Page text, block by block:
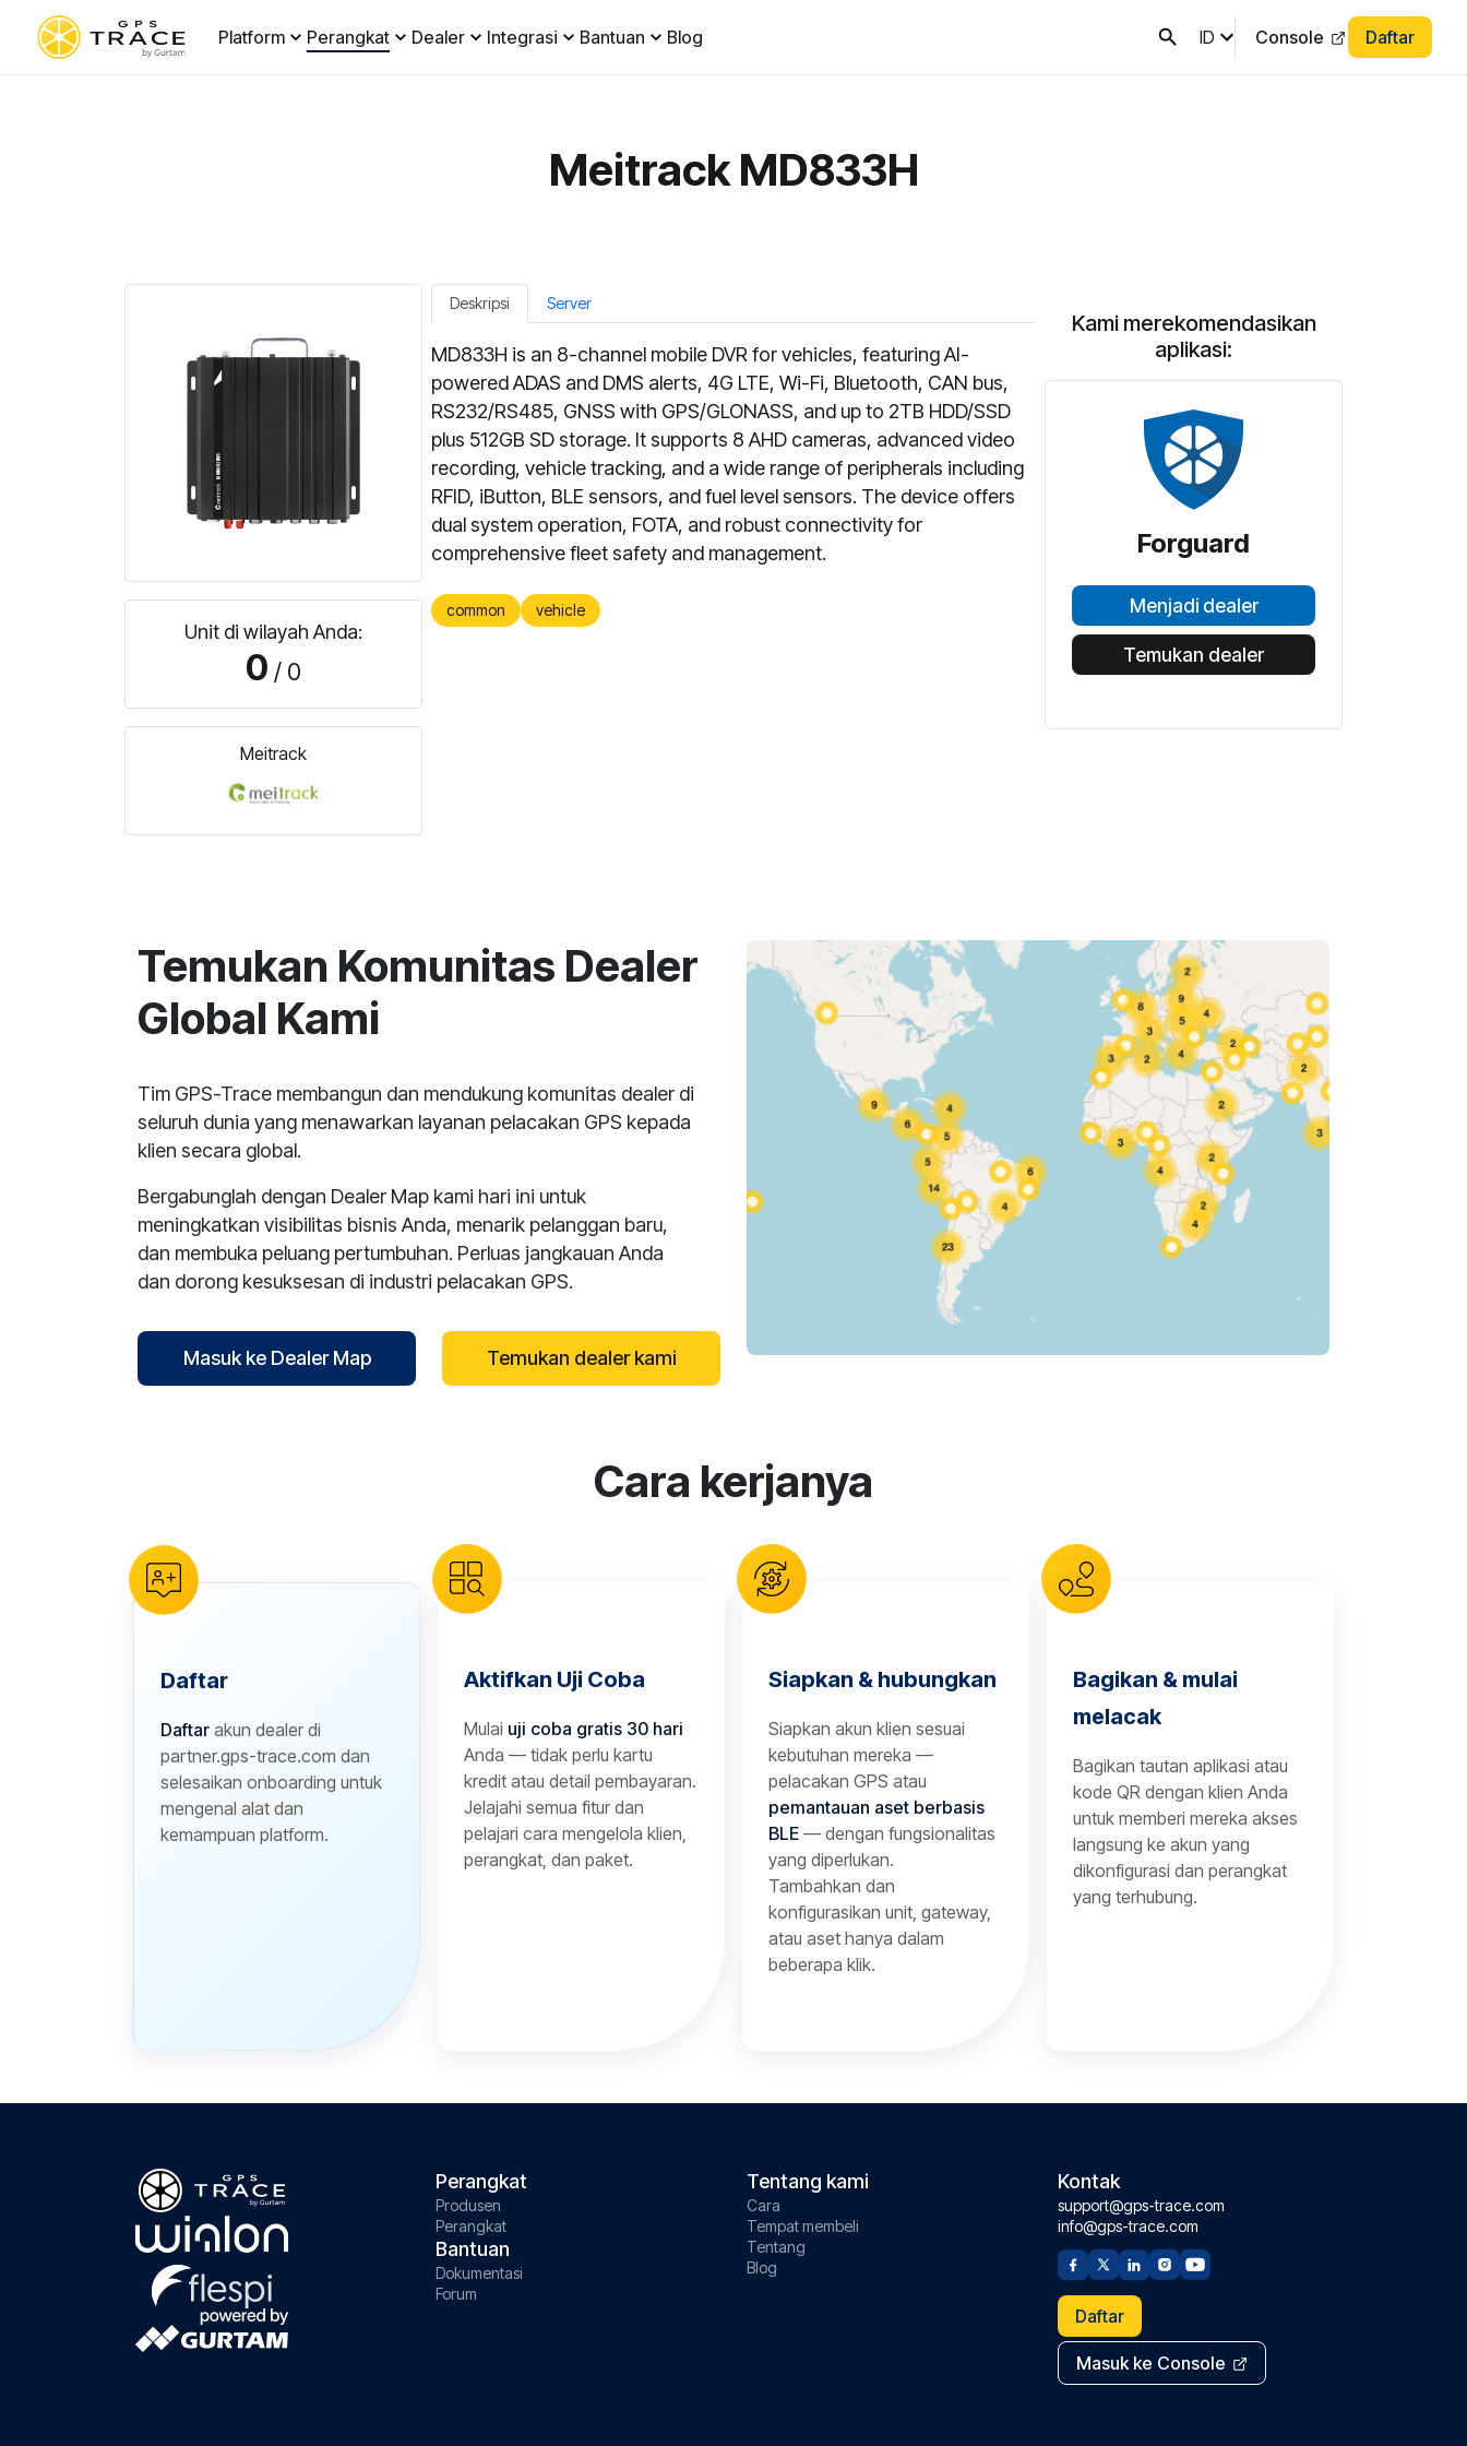
Platform Perangkat Dealer Integrasi Bantuan Blog ID Console Daftar
Meitrack MD833H
Unit di wilayah Anda:
0 / 0
Meitrack
Deskripsi Server
MD833H is an 8-channel mobile DVR for vehicles, featuring AI-
powered ADAS and DMS alerts, 4G LTE, Wi-Fi, Bluetooth, CAN bus,
RS232/RS485, GNSS with GPS/GLONASS, and up to 2TB HDD/SSD
plus 512GB SD storage. It supports 8 AHD cameras, advanced video
recording, vehicle tracking, and a wide range of peripherals including
RFID, iButton, BLE sensors, and fuel level sensors. The device offers
dual system operation, FOTA, and robust connectivity for
comprehensive fleet safety and management.
common vehicle
Kami merekomendasikan
aplikasi:
Forguard
Menjadi dealer
Temukan dealer
Temukan Komunitas Dealer
Global Kami
Tim GPS-Trace membangun dan mendukung komunitas dealer di
seluruh dunia yang menawarkan layanan pelacakan GPS kepada
klien secara global.
Bergabunglah dengan Dealer Map kami hari ini untuk
meningkatkan visibilitas bisnis Anda, menarik pelanggan baru,
dan membuka peluang pertumbuhan. Perluas jangkauan Anda
dan dorong kesuksesan di industri pelacakan GPS.
Masuk ke Dealer Map Temukan dealer kami
Cara kerjanya
Daftar
Daftar akun dealer di
partner.gps-trace.com dan
selesaikan onboarding untuk
mengenal alat dan
kemampuan platform.
Aktifkan Uji Coba
Mulai uji coba gratis 30 hari
Anda — tidak perlu kartu
kredit atau detail pembayaran.
Jelajahi semua fitur dan
pelajari cara mengelola klien,
perangkat, dan paket.
Siapkan & hubungkan
Siapkan akun klien sesuai
kebutuhan mereka —
pelacakan GPS atau
pemantauan aset berbasis
BLE — dengan fungsionalitas
yang diperlukan.
Tambahkan dan
konfigurasikan unit, gateway,
atau aset hanya dalam
beberapa klik.
Bagikan & mulai
melacak
Bagikan tautan aplikasi atau
kode QR dengan klien Anda
untuk memberi mereka akses
langsung ke akun yang
dikonfigurasi dan perangkat
yang terhubung.
Perangkat
Produsen
Perangkat
Bantuan
Dokumentasi
Forum
Tentang kami
Cara
Tempat membeli
Tentang
Blog
Kontak
support@gps-trace.com
info@gps-trace.com
Daftar
Masuk ke Console